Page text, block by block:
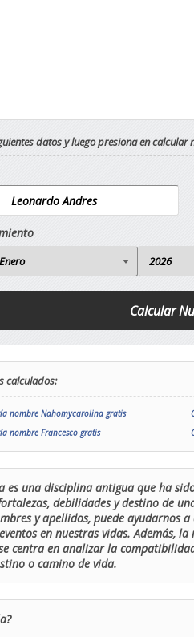
datos y luego presiona en calcular
calculados:
nombre Nahomycarolina gratis
nombre Francesco gratis
es una disciplina antigua que ha
debilidades y destino de
y apellidos, puede ayudarnos
en nuestras vidas. Además,
centra en analizar la
o camino de vida.